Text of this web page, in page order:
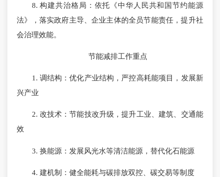
8. 构建共治格局：依托《中华人民共和国节约能源
法》，落实政府主导、企业主体的全员节能责任，提升社
会治理效能。
节能减排工作重点
1. 调结构：优化产业结构，严控高耗能项目，发展新
兴产业
2. 改技术：节能技改升级，提升工业、建筑、交通能
效
3. 换能源：发展风光水等清洁能源，替代化石能源
4. 建机制：健全能耗与碳排放双控、碳交易等制度